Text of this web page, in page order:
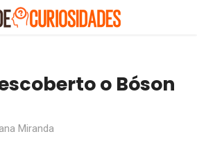
o Bóson
Miranda